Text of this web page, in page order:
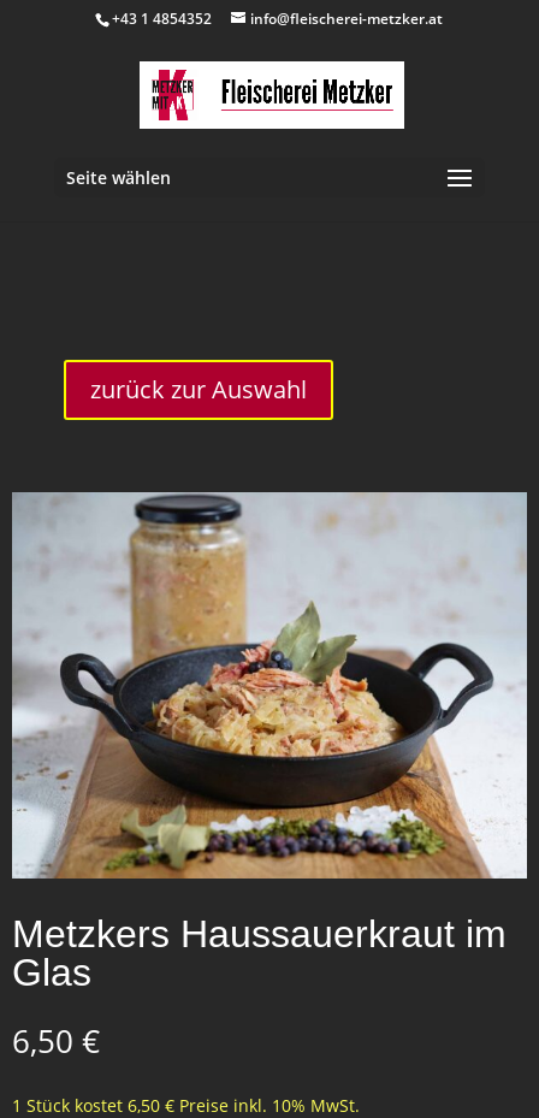
+43 1 4854352 info@fleischerei-metzker.at
Seite wählen
zurück zur Auswahl
Metzkers Haussauerkraut im
Glas
6,50 €
1 Stück kostet 6,50 € Preise inkl. 10% MwSt.